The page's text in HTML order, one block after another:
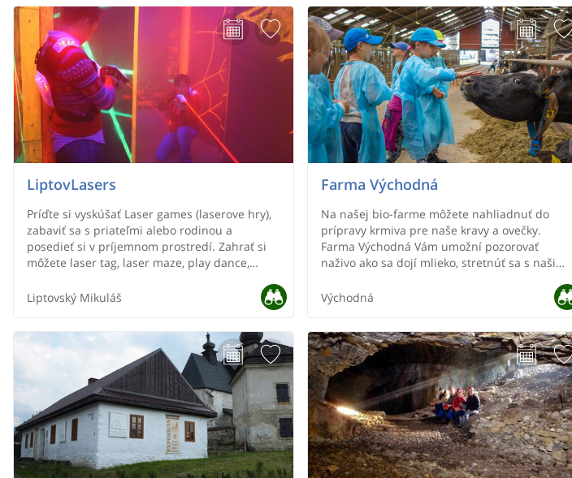
deti. Priemerný čas na absolvovanie najťažšej
trasy je 1,5 hod.
LiptovLasers
Príďte si vyskúšať Laser games (laserove hry),
zabaviť sa s priateľmi alebo rodinou a
posedieť si v príjemnom prostredí. Zahrať si
môžete laser tag, laser maze, play dance,
pekne zariadení detský kútik. Novinkou v
našej laser aréne je aj ESCAPE room, v ktorej
rozhodovanie a prídete na mnohé záhadné
úlohy, ktoré táto miestnosť ponúka. Už teraz
sa na Vás teší kolektív Liptov lasers.
Liptovský Mikuláš
Farma Východná
Na našej bio-farme môžete nahliadnuť do
prípravy krmiva pre naše kravy a ovečky.
Farma Východná Vám umožní pozorovať
naživo ako sa dojí mlieko, stretnúť sa s našimi
teliat, kde si môžete pohladkať teliatka, ktoré
Východná